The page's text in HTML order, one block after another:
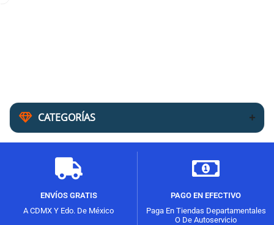
CATEGORÍAS
ENVÍOS GRATIS
A CDMX Y Edo. De México
PAGO EN EFECTIVO
Paga En Tiendas Departamentales
O De Autoservicio